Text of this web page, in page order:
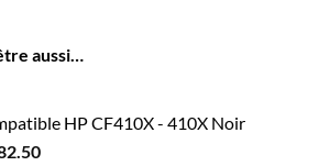
aussi…
HP CF410X - 410X Noir
Le